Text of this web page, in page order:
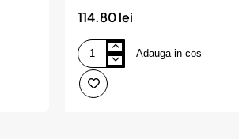
114.80 lei
Autocolant
reflectorizant
pentru
camioane
Adauga in cos